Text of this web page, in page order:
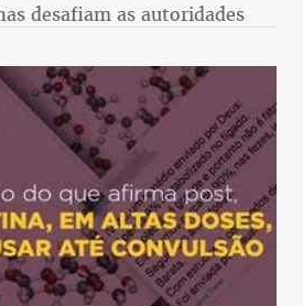
desafiam as autoridades